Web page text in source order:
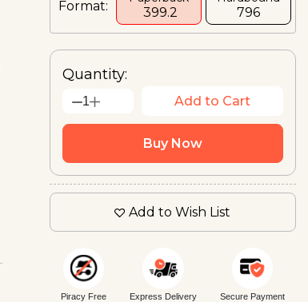
Format: ₹ 399.2 ₹796
Quantity:
1 Add to Cart
Buy Now
Add to Wish List
Piracy Free Express Delivery Secure Payment